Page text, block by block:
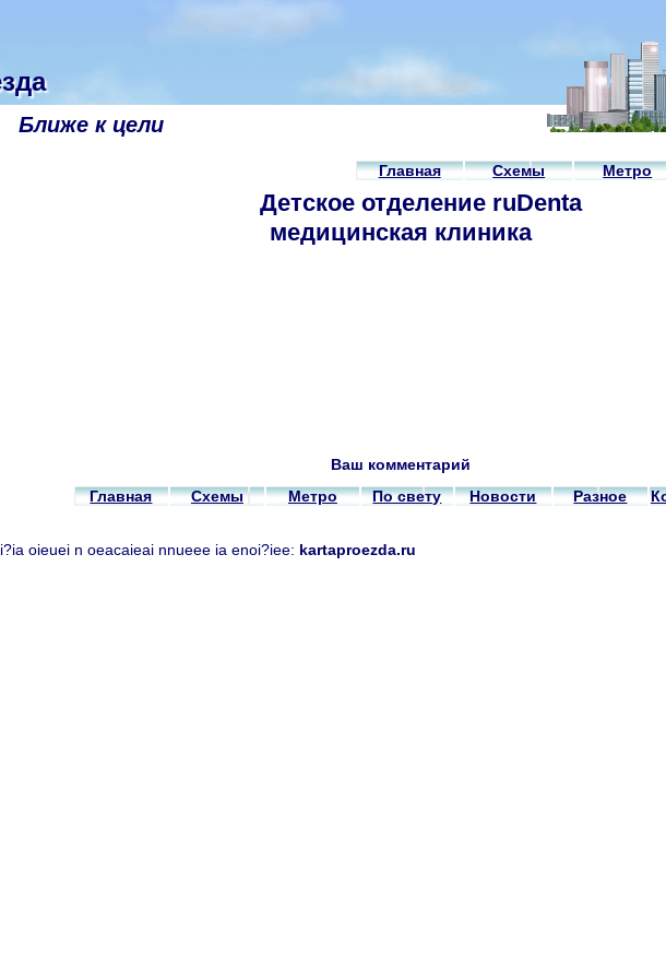
Ближе к цели
Главная Схемы Метро
Детское отделение ruDenta
медицинская клиника
Ваш комментарий
Главная
Схемы Метро По свету Новости Разное
oieuei n oeacaieai nnueee ia enoi?iee: kartaproezda.ru